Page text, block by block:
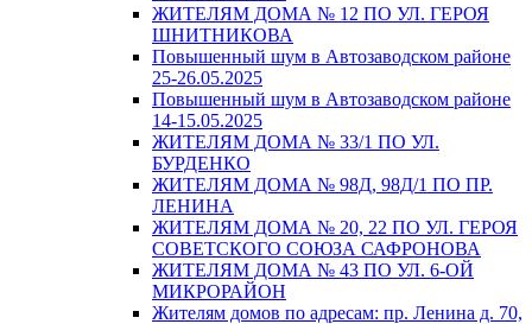
ЖИТЕЛЯМ ДОМА № 12 ПО УЛ. ГЕРОЯ
ШНИТНИКОВА
Повышенный шум в Автозаводском районе
25-26.05.2025
Повышенный шум в Автозаводском районе
14-15.05.2025
ЖИТЕЛЯМ ДОМА № 33/1 ПО УЛ.
БУРДЕНКО
ЖИТЕЛЯМ ДОМА № 98Д, 98Д/1 ПО ПР.
ЛЕНИНА
ЖИТЕЛЯМ ДОМА № 20, 22 ПО УЛ. ГЕРОЯ
СОВЕТСКОГО СОЮЗА САФРОНОВА
ЖИТЕЛЯМ ДОМА № 43 ПО УЛ. 6-ОЙ
МИКРОРАЙОН
Жителям домов по адресам: пр. Ленина д. 70,